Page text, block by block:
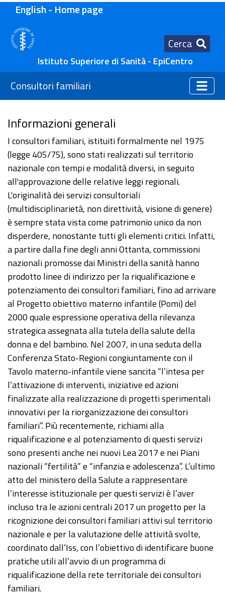
English - Home page
Cerca
Istituto Superiore di Sanità - EpiCentro
Consultori familiari
Informazioni generali
I consultori familiari, istituiti formalmente nel 1975
(legge 405/75), sono stati realizzati sul territorio
nazionale con tempi e modalità diversi, in seguito
all'approvazione delle relative leggi regionali.
L'originalità dei servizi consultoriali
(multidisciplinarietà, non direttività, visione di genere)
è sempre stata vista come patrimonio unico da non
disperdere, nonostante tutti gli elementi critici. Infatti,
a partire dalla fine degli anni Ottanta, commissioni
nazionali promosse dai Ministri della sanità hanno
prodotto linee di indirizzo per la riqualificazione e
potenziamento dei consultori familiari, fino ad arrivare
al Progetto obiettivo materno infantile (Pomi) del
2000 quale espressione operativa della rilevanza
strategica assegnata alla tutela della salute della
donna e del bambino. Nel 2007, in una seduta della
Conferenza Stato-Regioni congiuntamente con il
Tavolo materno-infantile viene sancita “l’intesa per
l’attivazione di interventi, iniziative ed azioni
finalizzate alla realizzazione di progetti sperimentali
innovativi per la riorganizzazione dei consultori
familiari”. Più recentemente, richiami alla
riqualificazione e al potenziamento di questi servizi
sono presenti anche nei nuovi Lea 2017 e nei Piani
nazionali “fertilità” e “infanzia e adolescenza”. L’ultimo
atto del ministero della Salute a rappresentare
l’interesse istituzionale per questi servizi è l’aver
incluso tra le azioni centrali 2017 un progetto per la
ricognizione dei consultori familiari attivi sul territorio
nazionale e per la valutazione delle attività svolte,
coordinato dall’Iss, con l’obiettivo di identificare buone
pratiche utili all’avvio di un programma di
riqualificazione della rete territoriale dei consultori
familiari.